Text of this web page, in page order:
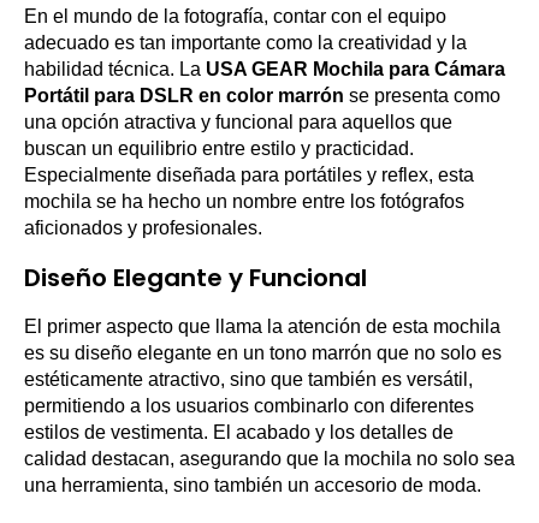
En el mundo de la fotografía, contar con el equipo
adecuado es tan importante como la creatividad y la
habilidad técnica. La USA GEAR Mochila para Cámara
Portátil para DSLR en color marrón se presenta como
una opción atractiva y funcional para aquellos que
buscan un equilibrio entre estilo y practicidad.
Especialmente diseñada para portátiles y reflex, esta
mochila se ha hecho un nombre entre los fotógrafos
aficionados y profesionales.
Diseño Elegante y Funcional
El primer aspecto que llama la atención de esta mochila
es su diseño elegante en un tono marrón que no solo es
estéticamente atractivo, sino que también es versátil,
permitiendo a los usuarios combinarlo con diferentes
estilos de vestimenta. El acabado y los detalles de
calidad destacan, asegurando que la mochila no solo sea
una herramienta, sino también un accesorio de moda.